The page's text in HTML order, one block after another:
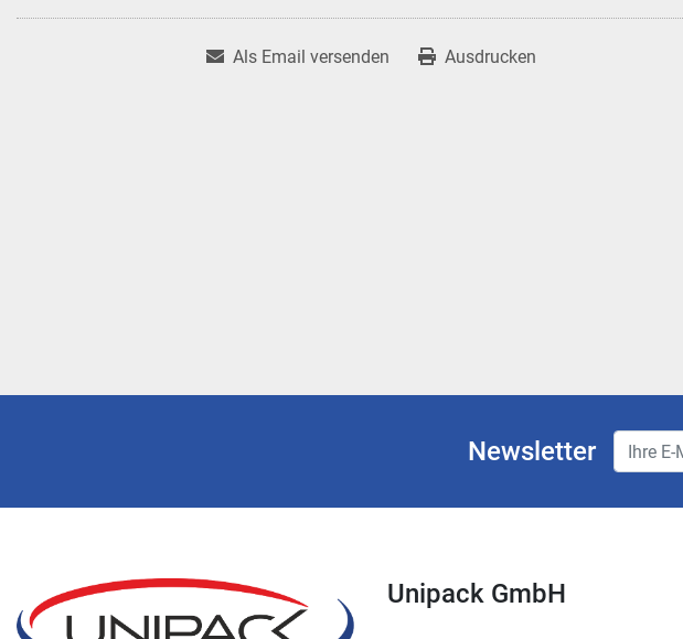
Als Email versenden Ausdrucken
Newsletter
Unipack GmbH